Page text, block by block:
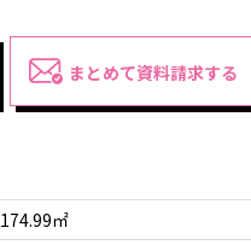
まとめて資料請求する
174.99㎡